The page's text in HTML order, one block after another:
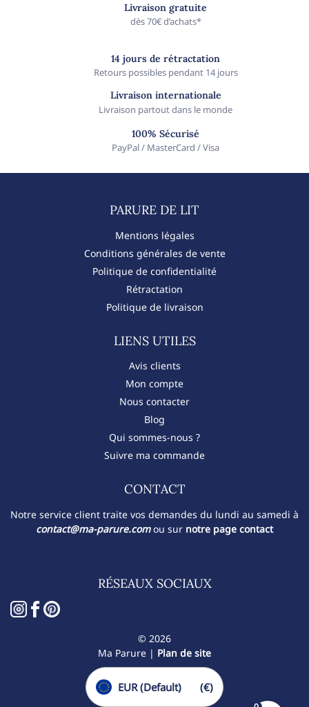
Livraison gratuite
dès 70€ d’achats*
14 jours de rétractation
Retours possibles pendant 14 jours
Livraison internationale
Livraison partout dans le monde
100% Sécurisé
PayPal / MasterCard / Visa
PARURE DE LIT​
Mentions légales
Conditions générales de vente
Politique de confidentialité
Rétractation
Politique de livraison
LIENS UTILES
Avis clients
Mon compte
Nous contacter
Blog
Qui sommes-nous ?
Suivre ma commande
CONTACT​
Notre service client traite vos demandes du lundi au samedi à
contact@ma-parure.comou sur notre page contact
RÉSEAUX SOCIAUX
© 2026
Ma Parure | Plan de site
(€)
EUR (Default)